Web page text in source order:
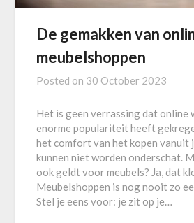
De gemakken van
meubelshoppen
Posted on 30 October 2023
Het is geen verrassing dat online
enorme populariteit heeft
het comfort van het kopen vanuit
kunnen niet worden onderschat.
ook geldt voor meubels? Ja, dat
Meubelshoppen is nog nooit zo
Stel je eens voor: je zit op je…